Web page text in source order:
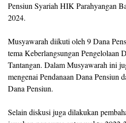
Pensiun Syariah HIK Parahyangan
2024.
Musyawarah diikuti oleh 9 Dana
tema Keberlangsungan Pengelolaan
Tantangan. Dalam Musyawarah ini
mengenai Pendanaan Dana Pensiun
Dana Pensiun.
Selain diskusi juga dilakukan